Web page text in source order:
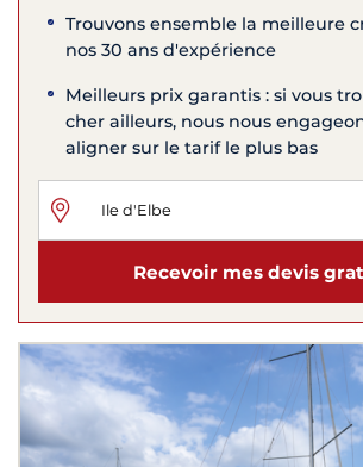
Trouvons ensemble la meilleure
nos 30 ans d'expérience
Meilleurs prix garantis : si vous
cher ailleurs, nous nous
aligner sur le tarif le plus bas
Recevoir mes devis